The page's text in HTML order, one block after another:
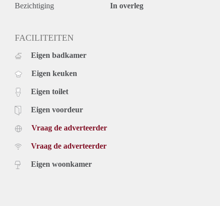
Bezichtiging In overleg
FACILITEITEN
Eigen badkamer
Eigen keuken
Eigen toilet
Eigen voordeur
Vraag de adverteerder
Vraag de adverteerder
Eigen woonkamer